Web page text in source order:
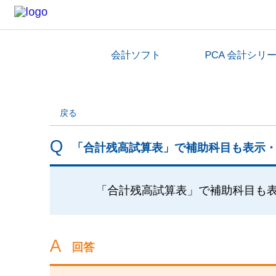
カテゴリから探す
会計ソフト PCA 会計シリ
戻る
「合計残高試算表」で補助科目も表示
「合計残高試算表」で補助科目も
回答